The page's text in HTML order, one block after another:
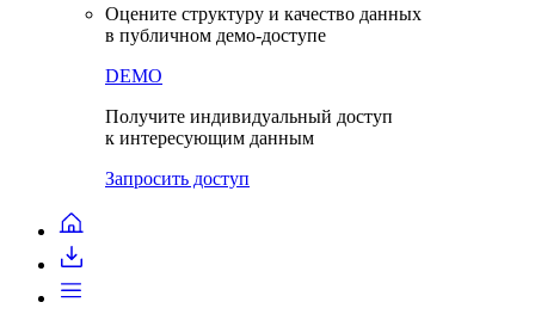
Оцените структуру и качество данных
в публичном демо-доступе
DEMO
Получите индивидуальный доступ
к интересующим данным
Запросить доступ